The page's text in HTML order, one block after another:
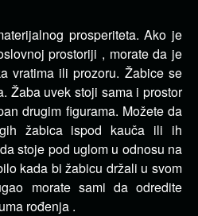
prosperiteta. Ako je
prostoriji , morate da je
vratima ili prozoru. Žabice se
Žaba uvek stoji sama i prostor
drugim figurama. Možete da
žabica ispod kauča ili ih
stoje pod uglom u odnosu na
kada bi žabicu držali u svom
morate sami da odredite
rođenja .